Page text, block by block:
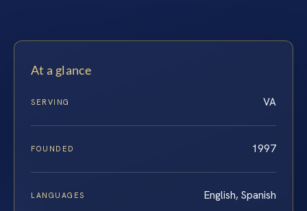
At a glance
SERVING VA
FOUNDED 1997
LANGUAGES English, Spanish